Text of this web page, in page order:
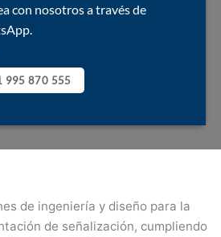
con nosotros a través de
995 870 555
de ingeniería y diseño para la
de señalización, cumpliendo